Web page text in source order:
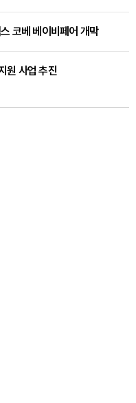
코베 베이비페어 개막
원 사업 추진